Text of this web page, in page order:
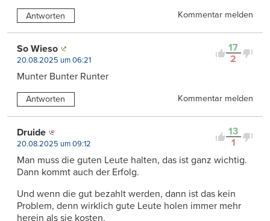
Antworten Kommentar melden
17
2
So Wieso
20.08.2025 um 06:21
Munter Bunter Runter
Antworten Kommentar melden
13
1
Druide
20.08.2025 um 09:12
Man muss die guten Leute halten, das ist ganz wichtig.
Dann kommt auch der Erfolg.
Und wenn die gut bezahlt werden, dann ist das kein
Problem, denn wirklich gute Leute holen immer mehr
herein als sie kosten.